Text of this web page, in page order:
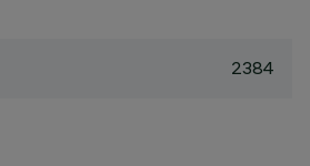
2384